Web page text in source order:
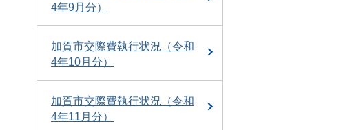
4年9月分）
加賀市交際費執行状況（令和
4年10月分）
加賀市交際費執行状況（令和
4年11月分）